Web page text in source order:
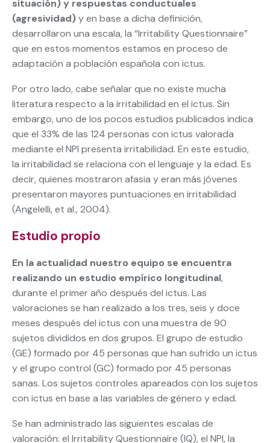
situación) y respuestas conductuales
(agresividad)y en base a dicha definición,
desarrollaron una escala, la “Irritability Questionnaire”
que en estos momentos estamos en proceso de
adaptación a población española con ictus.
Por otro lado, cabe señalar que no existe mucha
literatura respecto a la irritabilidad en el ictus. Sin
embargo, uno de los pocos estudios publicados indica
que el 33% de las 124 personas con ictus valorada
mediante el NPI presenta irritabilidad. En este estudio,
la irritabilidad se relaciona con el lenguaje y la edad. Es
decir, quienes mostraron afasia y eran más jóvenes
presentaron mayores puntuaciones en irritabilidad
(Angelelli, et al., 2004).
Estudio propio
En la actualidad nuestro equipo se encuentra
realizando un estudio empírico longitudinal,
durante el primer año después del ictus. Las
valoraciones se han realizado a los tres, seis y doce
meses después del ictus con una muestra de 90
sujetos divididos en dos grupos. El grupo de estudio
(GE) formado por 45 personas que han sufrido un ictus
y el grupo control (GC) formado por 45 personas
sanas. Los sujetos controles apareados con los sujetos
con ictus en base a las variables de género y edad.
Se han administrado las siguientes escalas de
valoración: el Irritability Questionnaire (IQ), el NPI, la